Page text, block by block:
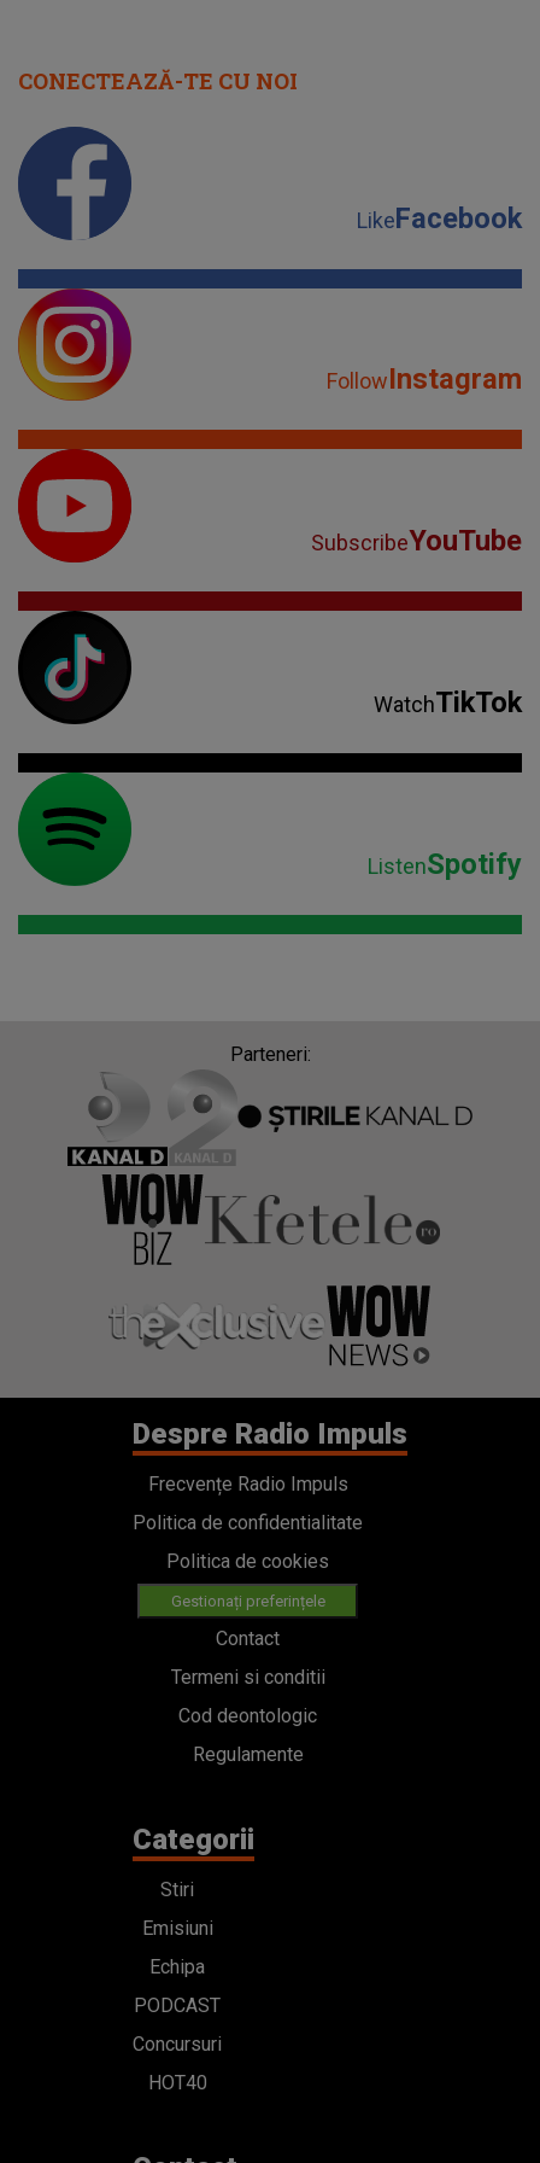
CONECTEAZĂ-TE CU NOI
LikeFacebook
FollowInstagram
SubscribeYouTube
WatchTikTok
ListenSpotify
Parteneri:
Despre Radio Impuls
Frecvențe Radio Impuls
Politica de confidentialitate
Politica de cookies
Gestionați preferințele
Contact
Termeni si conditii
Cod deontologic
Regulamente
Categorii
Stiri
Emisiuni
Echipa
PODCAST
Concursuri
HOT40